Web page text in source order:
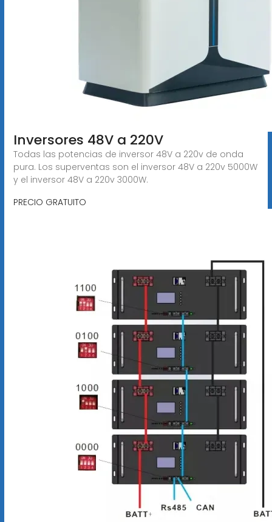
Inversores 48V a 220V
Todas las potencias de inversor 48V a 220v de onda
pura. Los superventas son el inversor 48V a 220v 5000W
y el inversor 48V a 220v 3000W.
PRECIO GRATUITO